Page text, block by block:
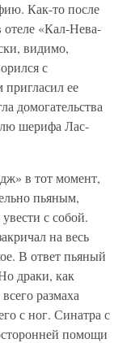
Как-то после
отеле «Кал-Нева-
видимо,
с
ее
домогательства
шерифа Лас-
в тот момент,
пьяным,
с собой.
на весь
В ответ пьяный
драки, как
размаха
с ног. Синатра с
помощи